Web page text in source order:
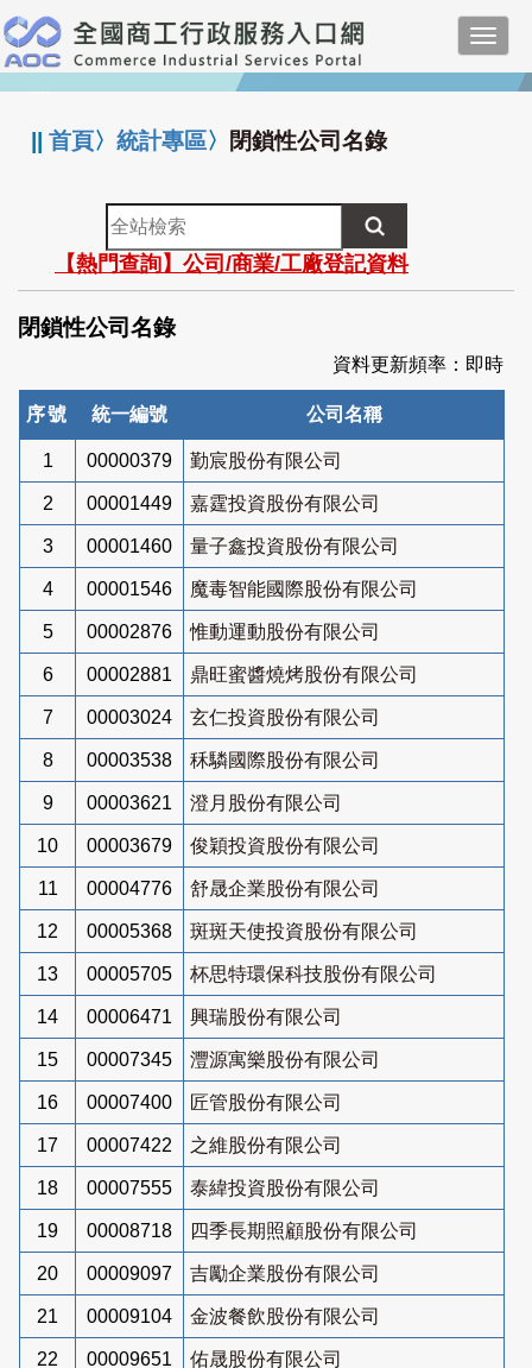
跳
到
主
要
:::
||首頁〉統計專區〉 閉鎖性公司名錄
全
站
檢
索
【熱門查詢】公司/商業/工廠登記資料
閉鎖性公司名錄
資料更新頻率：即時
序號 統一編號 公司名稱
1 00000379 勤宸股份有限公司
2 00001449 嘉霆投資股份有限公司
3 00001460 量子鑫投資股份有限公司
4 00001546 魔毒智能國際股份有限公司
5 00002876 惟動運動股份有限公司
6 00002881 鼎旺蜜醬燒烤股份有限公司
7 00003024 玄仁投資股份有限公司
8 00003538 秝驎國際股份有限公司
9 00003621 澄月股份有限公司
10 00003679 俊穎投資股份有限公司
11 00004776 舒晟企業股份有限公司
12 00005368 斑斑天使投資股份有限公司
13 00005705 杯思特環保科技股份有限公司
14 00006471 興瑞股份有限公司
15 00007345 灃源寓樂股份有限公司
16 00007400 匠管股份有限公司
17 00007422 之維股份有限公司
18 00007555 泰緯投資股份有限公司
19 00008718 四季長期照顧股份有限公司
20 00009097 吉勵企業股份有限公司
21 00009104 金波餐飲股份有限公司
22 00009651 佑晟股份有限公司